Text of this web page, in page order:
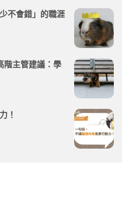
不會錯」的職涯
階主管建議：學
！